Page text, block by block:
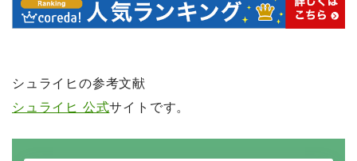
シュライヒの参考文献
シュライヒ 公式サイトです。